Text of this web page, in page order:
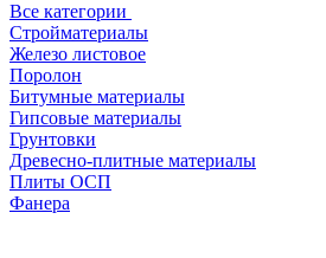
Все категории
Стройматериалы
Железо листовое
Поролон
Битумные материалы
Гипсовые материалы
Грунтовки
Древесно-плитные материалы
Плиты ОСП
Фанера